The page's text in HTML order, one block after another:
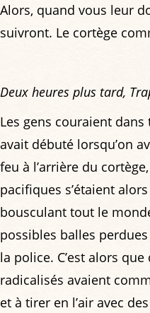
Alors, quand vous leur
suivront. Le cortège
Deux heures plus tard,
Les gens couraient
avait débuté lorsqu’on
feu à l’arrière du
pacifiques s’étaient
bousculant tout le
possibles balles
la police. C’est alors
radicalisés avaient
et à tirer en l’air avec